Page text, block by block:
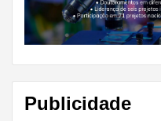
Publicidade